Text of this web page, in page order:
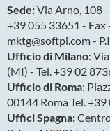
Sede:Via Arno, 108
+39 055 33651 - Fax
mktg@softpi.com -
Ufficio di Milano:
(MI) - Tel. +39 02
Ufficio di Roma:
00144 Roma Tel.
Uffici Spagna: